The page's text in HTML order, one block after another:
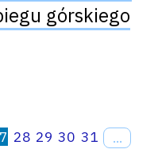
górskiego
28 29 30 31
...